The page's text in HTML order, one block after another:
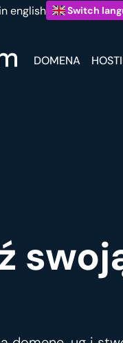
english Switch
DOMENA